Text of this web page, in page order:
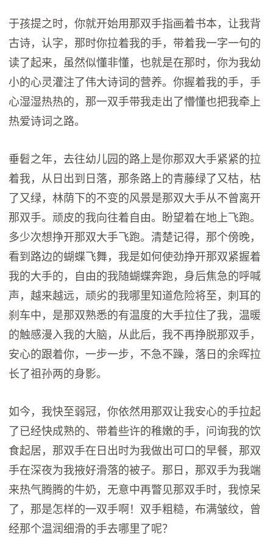
于孩提之时，你就开始用那双手指画着书本，让我背
古诗，认字，那时你拉着我的手，带着我一字一句的
读了起来，虽然似懂非懂，也就是在那时，你为我幼
小的心灵灌注了伟大诗词的营养。你握着我的手，手
心湿湿热热的，那一双手带我走出了懵懂也把我牵上
热爱诗词之路。
垂髫之年，去往幼儿园的路上是你那双大手紧紧的拉
着我，从日出到日落，那条路上的青藤绿了又枯，枯
了又绿，林荫下的不变的风景是那双大手从不曾离开
那双手。顽皮的我向往着自由。盼望着在地上飞跑。
多少次想挣开那双大手飞跑。清楚记得，那个傍晚，
看到路边的蝴蝶飞舞，我是如何使劲挣开那双紧握着
我的大手的，自由的我随蝴蝶奔跑，身后焦急的呼喊
声，越来越远，顽劣的我哪里知道危险将至，刺耳的
刹车中，是那双熟悉的有温度的大手拉住了我，温暖
的触感漫入我的大脑，从此后，我不再挣脱那双手，
安心的跟着你，一步一步，不急不躁，落日的余晖拉
长了祖孙两的身影。
如今，我快至弱冠，你依然用那双让我安心的手拉起
了已经快成熟的、带着些许的稚嫩的手，问询我的饮
食起居，那双手在日出时为我做出可口的早餐，那双
手在深夜为我掖好滑落的被子。那日，那双手为我端
来热气腾腾的牛奶，无意中再瞥见那双手时，我惊呆
了，那是怎样的一双手啊！双手粗糙，布满皱纹，曾
经那个温润细滑的手去哪里了呢？